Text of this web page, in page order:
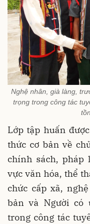
Nghệ nhân, già làng,
trọng trong công tác
Lớp tập huấn
thức cơ bản về
chính sách, pháp
vực văn hóa, thể
chức cấp xã,
bản và Người có
trong công tác